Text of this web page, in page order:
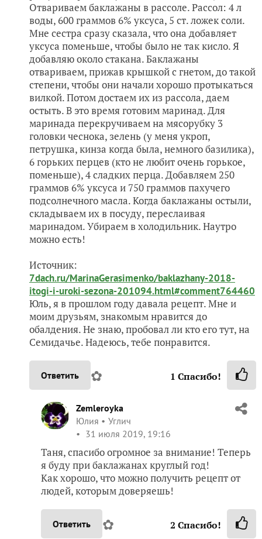
Отвариваем баклажаны в рассоле. Рассол: 4 л
воды, 600 граммов 6% уксуса, 5 ст. ложек соли.
Мне сестра сразу сказала, что она добавляет
уксуса поменьше, чтобы было не так кисло. Я
добавляю около стакана. Баклажаны
отвариваем, прижав крышкой с гнетом, до такой
степени, чтобы они начали хорошо протыкаться
вилкой. Потом достаем их из рассола, даем
остыть. В это время готовим маринад. Для
маринада перекручиваем на мясорубку 3
головки чеснока, зелень (у меня укроп,
петрушка, кинза когда была, немного базилика),
6 горьких перцев (кто не любит очень горькое,
поменьше), 4 сладких перца. Добавляем 250
граммов 6% уксуса и 750 граммов пахучего
подсолнечного масла. Когда баклажаны остыли,
складываем их в посуду, переслаивая
маринадом. Убираем в холодильник. Наутро
можно есть!
Источник:
7dach.ru/MarinaGerasimenko/baklazhany-2018-
itogi-i-uroki-sezona-201094.html#comment764460
Юль, я в прошлом году давала рецепт. Мне и
моим друзьям, знакомым нравится до
обалдения. Не знаю, пробовал ли кто его тут, на
Семидачье. Надеюсь, тебе понравится.
Ответить ✿ 1 Спасибо!
Zemleroyka
Юлия
Углич
31 июля 2019, 19:16
Таня, спасибо огромное за внимание! Теперь
я буду при баклажанах круглый год!
Как хорошо, что можно получить рецепт от
людей, которым доверяешь!
Ответить ✿ 2 Спасибо!